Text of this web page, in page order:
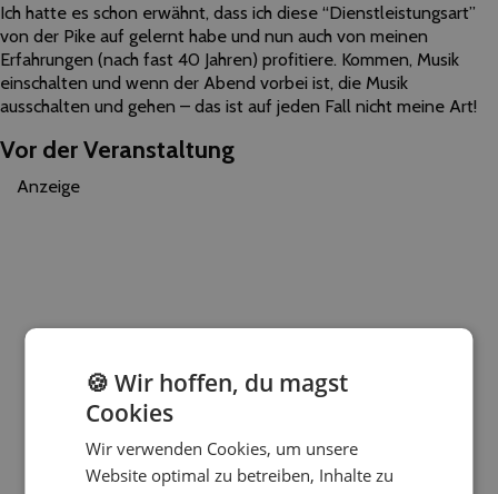
Ich hatte es schon erwähnt, dass ich diese “Dienstleistungsart”
von der Pike auf gelernt habe und nun auch von meinen
Erfahrungen (nach fast 40 Jahren) profitiere. Kommen, Musik
einschalten und wenn der Abend vorbei ist, die Musik
ausschalten und gehen – das ist auf jeden Fall nicht meine Art!
Vor der Veranstaltung
Anzeige
🍪 Wir hoffen, du magst
Cookies
Wir verwenden Cookies, um unsere
Website optimal zu betreiben, Inhalte zu